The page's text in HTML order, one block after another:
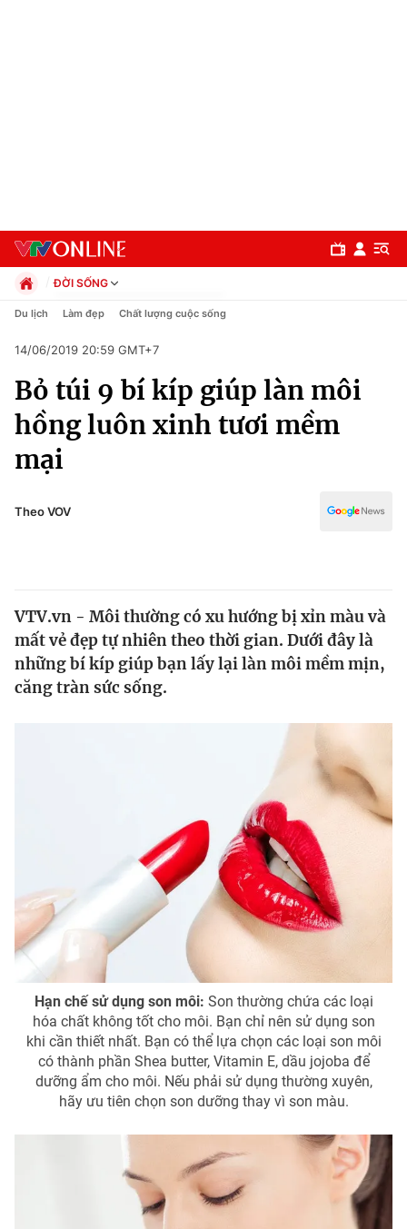
Chuyên mục
Chính trị
Xã hội
Pháp luật
Thế giới
Tin tức
Thế giới đó đây
Kinh tế
Nhân vật
Khán giả
Giải sao mai
Âm nhạc
Sao
Du lịch
Làm đẹp
Chất lượng cuộc sống
Giáo dục
Tuyển sinh
Học trực tuyến
Công nghệ
Hitech Công nghệ tương lai
Sản phẩm
Thị trường
Tư vấn
Giao lưu trực tuyến
Lịch phát sóng
Podcast
ĐỜI SỐNG
Chính trị
Pháp luật
Kinh tế
Thể thao
Truyền hình
Văn hóa - Giải trí
Du lịch Làm đẹp Chất lượng cuộc sống
14/06/2019 20:59 GMT+7
Bỏ túi 9 bí kíp giúp làn môi
hồng luôn xinh tươi mềm
mại
Theo VOV
VTV.vn - Môi thường có xu hướng bị xỉn màu và
mất vẻ đẹp tự nhiên theo thời gian. Dưới đây là
những bí kíp giúp bạn lấy lại làn môi mềm mịn,
căng tràn sức sống.
Hạn chế sử dụng son môi: Son thường chứa các loại
hóa chất không tốt cho môi. Bạn chỉ nên sử dụng son
khi cần thiết nhất. Bạn có thể lựa chọn các loại son môi
có thành phần Shea butter, Vitamin E, dầu jojoba để
dưỡng ẩm cho môi. Nếu phải sử dụng thường xuyên,
hãy ưu tiên chọn son dưỡng thay vì son màu.